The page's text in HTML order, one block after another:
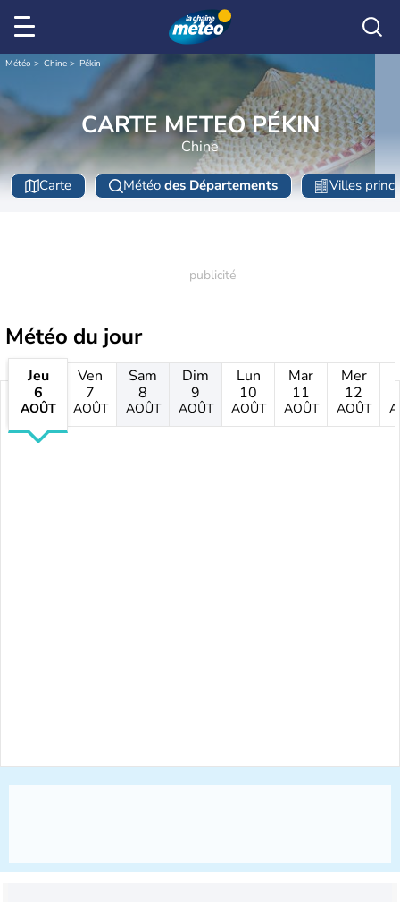
Météo Chine Pékin
CARTE METEO PÉKIN
Chine
Carte Météo des Départements Villes
Météo du jour
Jeu
6
AOÛT
Ven
7
AOÛT
Sam
8
AOÛT
Dim
9
AOÛT
Lun
10
AOÛT
Mar
11
AOÛT
Mer
12
AOÛT